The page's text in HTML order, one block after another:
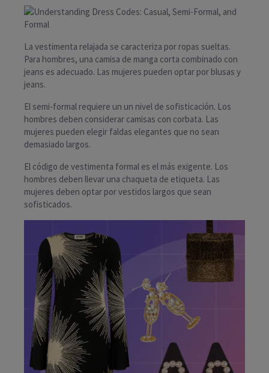
La vestimenta relajada se caracteriza por ropas sueltas.
Para hombres, una camisa de manga corta combinado con
jeans es adecuado. Las mujeres pueden optar por blusas y
jeans.
El semi-formal requiere un un nivel de sofisticación. Los
hombres deben considerar camisas con corbata. Las
mujeres pueden elegir faldas elegantes que no sean
demasiado largos.
El código de vestimenta formal es el más exigente. Los
hombres deben llevar una chaqueta de etiqueta. Las
mujeres deben optar por vestidos largos que sean
sofisticados.